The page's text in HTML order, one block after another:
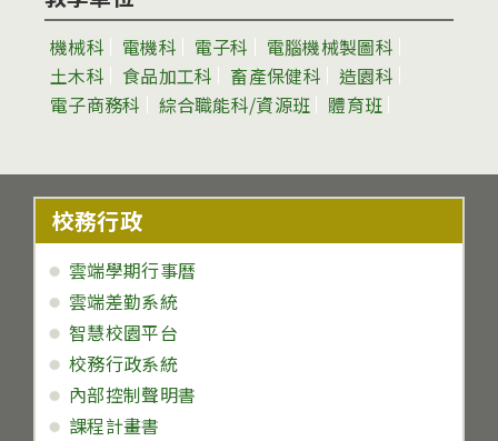
機械科 電機科 電子科
電腦機械製圖科
土木科
食品加工科 畜產保健科
造園科
電子商務科
綜合職能科/資源班 體育班
校務行政
雲端學期行事曆
雲端差勤系統
智慧校園平台
校務行政系統
內部控制聲明書
課程計畫書